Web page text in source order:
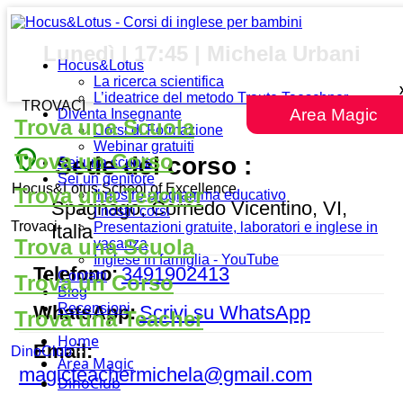
Hocus&Lotus
La ricerca scientifica
L’ideatrice del metodo Traute Taeschner
Diventa Insegnante
Corsi di Formazione
Webinar gratuiti
Sei una scuola
Sei un genitore
Il nostro programma educativo
I nostri corsi
Presentazioni gratuite, laboratori e inglese in
vacanza
Inglese in famiglia - YouTube
Contatti
Blog
Recensioni
Home
Area Magic
DinoClub
Area Magic
TROVACI
Trova una Scuola
Trova un Corso
Trova una Teacher
Trovaci
Trova una Scuola
Trova un Corso
Trova una Teacher
DinoClub
Lunedì | 17:45 | Michela Urbani
place Sede del corso :
Hocus&Lotus School of Excellence
Spagnago, Cornedo Vicentino, VI,
Italia
Telefono:3491902413
WhatsApp:Scrivi su WhatsApp
Email:
magicteachermichela@gmail.com